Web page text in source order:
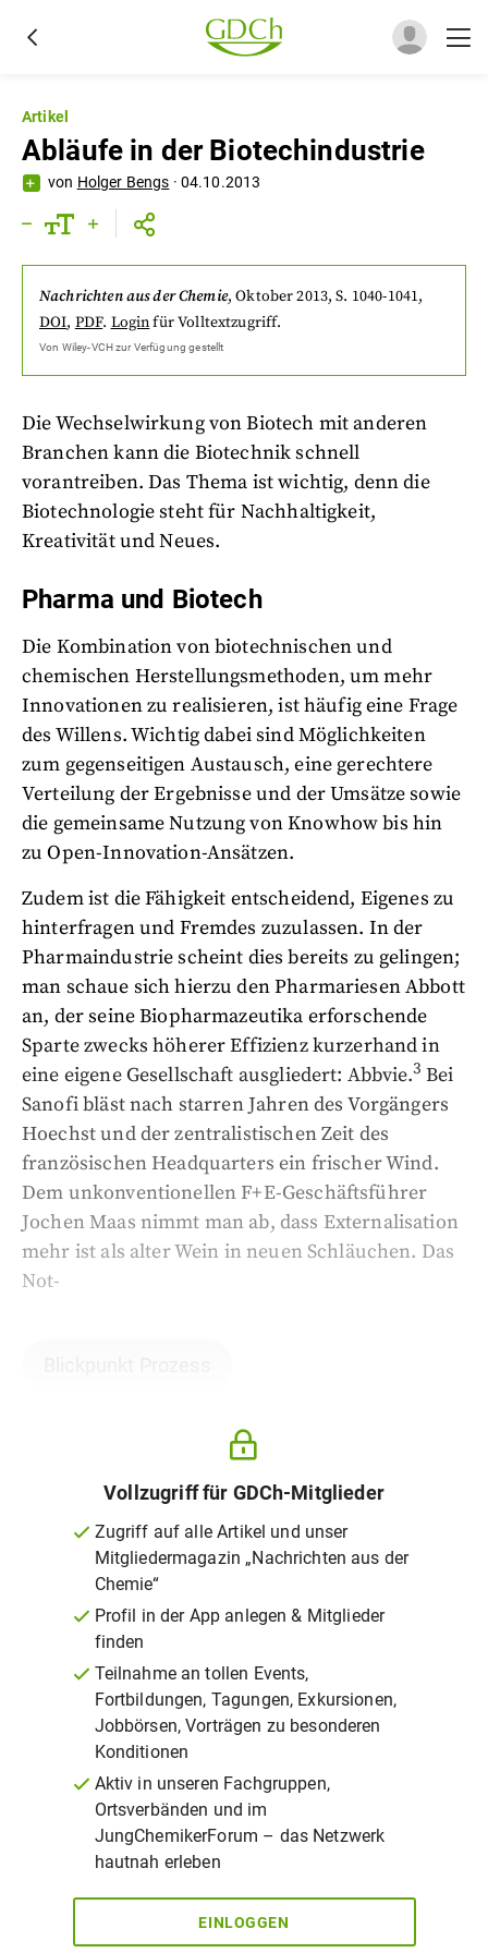
Artikel
Abläufe in der Biotechindustrie
von Holger Bengs · 04.10.2013
Nachrichten aus der Chemie,Oktober 2013, S. 1040-1041,
DOI, PDF. Loginfür Volltextzugriff.
Von Wiley-VCHzur Verfügung gestellt
Die Wechselwirkung von Biotech mit anderen
Branchen kann die Biotechnik schnell
vorantreiben. Das Thema ist wichtig, denn die
Biotechnologie steht für Nachhaltigkeit,
Kreativität und Neues.
Pharma und Biotech
Die Kombination von biotechnischen und
chemischen Herstellungsmethoden, um mehr
Innovationen zu realisieren, ist häufig eine Frage
des Willens. Wichtig dabei sind Möglichkeiten
zum gegenseitigen Austausch, eine gerechtere
Verteilung der Ergebnisse und der Umsätze sowie
die gemeinsame Nutzung von Knowhow bis hin
zu Open-Innovation-Ansätzen.
Zudem ist die Fähigkeit entscheidend, Eigenes zu
hinterfragen und Fremdes zuzulassen. In der
Pharmaindustrie scheint dies bereits zu gelingen;
man schaue sich hierzu den Pharmariesen Abbott
an, der seine Biopharmazeutika erforschende
Sparte zwecks höherer Effizienz kurzerhand in
eine eigene Gesellschaft ausgliedert: Abbvie.3 Bei
Sanofi bläst nach starren Jahren des Vorgängers
Hoechst und der zentralistischen Zeit des
französischen Headquarters ein frischer Wind.
Dem unkonventionellen F+E-Geschäftsführer
Jochen Maas nimmt man ab, dass Externalisation
mehr ist als alter Wein in neuen Schläuchen. Das
Not-
Vollzugriff für GDCh-Mitglieder
Zugriff auf alle Artikel und unser
Mitgliedermagazin „Nachrichten aus der
Chemie“
Profil in der App anlegen & Mitglieder
finden
Teilnahme an tollen Events,
Fortbildungen, Tagungen, Exkursionen,
Jobbörsen, Vorträgen zu besonderen
Konditionen
Aktiv in unseren Fachgruppen,
Ortsverbänden und im
JungChemikerForum – das Netzwerk
hautnah erleben
EINLOGGEN